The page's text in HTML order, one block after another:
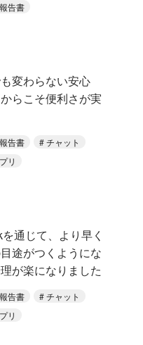
告書
変わらない安心
らこそ便利さが実
告書
チャット
リ
通じて、より早く
途がつくようにな
が楽になりました
告書
チャット
リ